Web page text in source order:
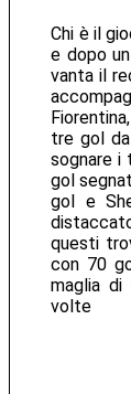
Chi è il
e dopo
vanta il
tre gol
sognare i
gol
gol e
questi
con 70
maglia di
volte